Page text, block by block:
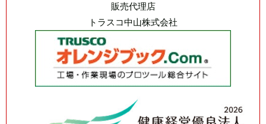
販売代理店
トラスコ中山株式会社